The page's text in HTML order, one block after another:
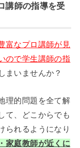
講師の指導を受
富なプロ講師が見
ので学生講師の指
まいませんか？
理的問題を全て解
て、どこからでも
られるようになり
家庭教師が近くに